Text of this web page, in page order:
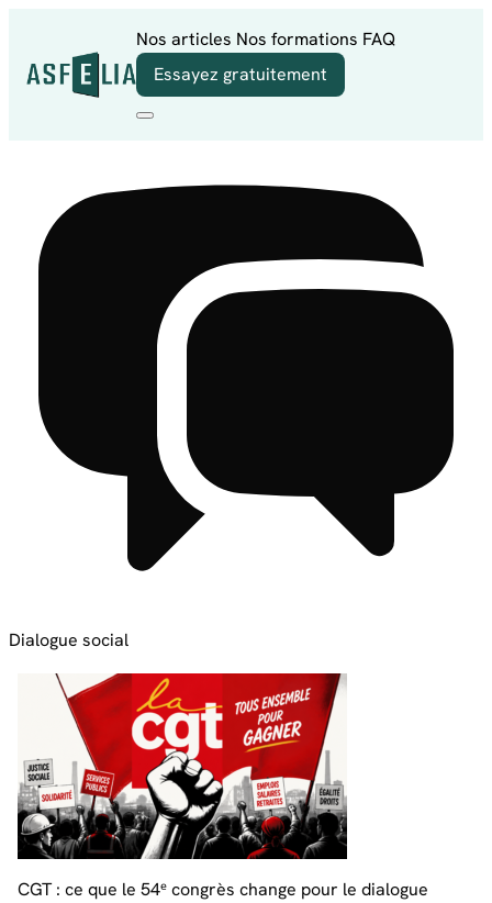
Nos articles Nos formations FAQ
Essayez gratuitement
Dialogue social
CGT : ce que le 54ᵉ congrès change pour le dialogue